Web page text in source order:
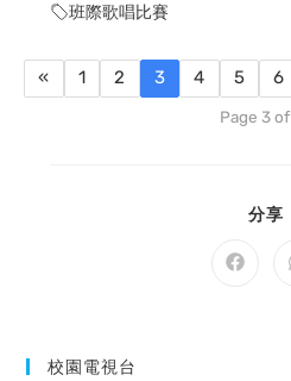
班際歌唱比賽
« 1 2 3 4 5 6
Page 3
分享
Opens
校園電視台